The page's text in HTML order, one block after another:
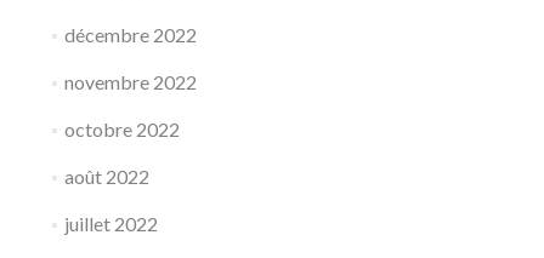
décembre 2022
novembre 2022
octobre 2022
août 2022
juillet 2022